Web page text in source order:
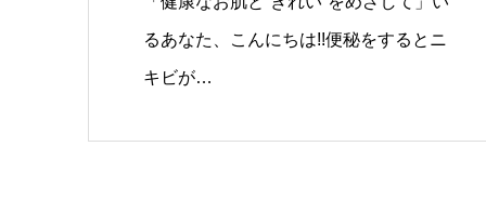
るあなた、こんにちは!!便秘をするとニ
キビが…